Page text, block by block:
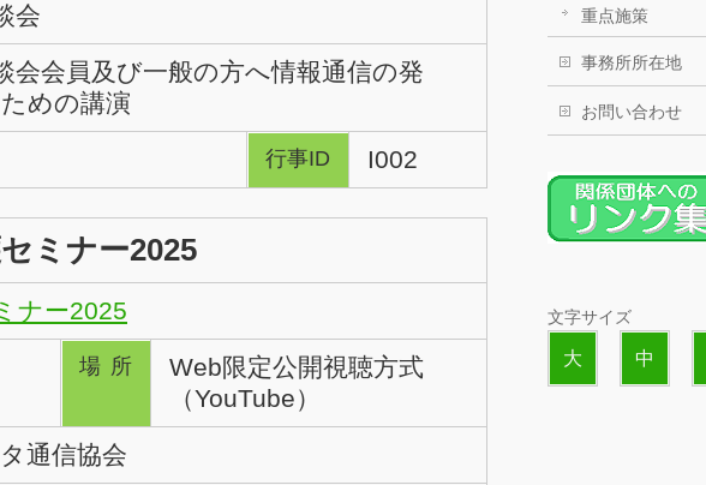
会
会会員及び一般の方へ情報通信の発
めの講演
行事ID I002
ミナー2025
ナー2025
場所
Web限定公開視聴方式
（YouTube）
通信協会
重点施策
事務所所在地
お問い合わせ
文字サイズ
大 中